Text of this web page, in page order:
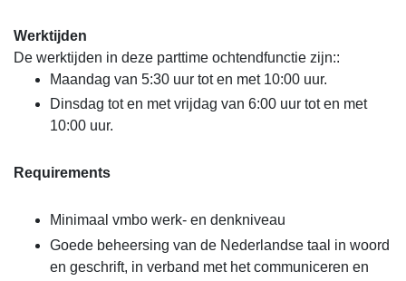
Werktijden
De werktijden in deze parttime ochtendfunctie zijn::
Maandag van 5:30 uur tot en met 10:00 uur.
Dinsdag tot en met vrijdag van 6:00 uur tot en met
10:00 uur.
Requirements
Minimaal vmbo werk- en denkniveau
Goede beheersing van de Nederlandse taal in woord
en geschrift, in verband met het communiceren en